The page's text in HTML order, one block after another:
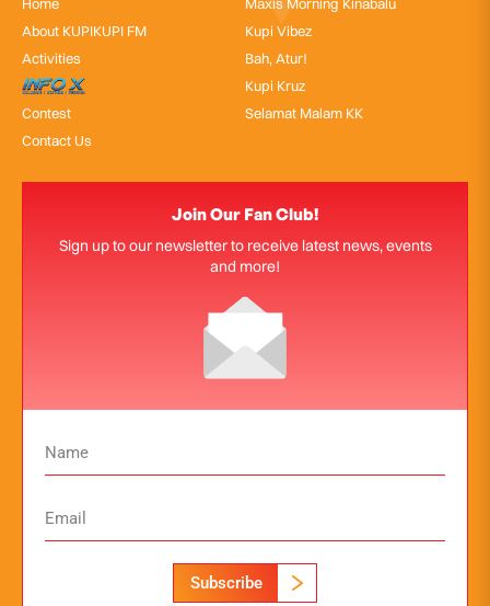
About KUPIKUPI FM
Activities
InfoX
Contest
Contact Us
Kupi Vibez
Bah, Atur!
Kupi Kruz
Selamat Malam KK
Join Our Fan Club!
Sign up to our newsletter to receive latest news, events
and more!
Subscribe